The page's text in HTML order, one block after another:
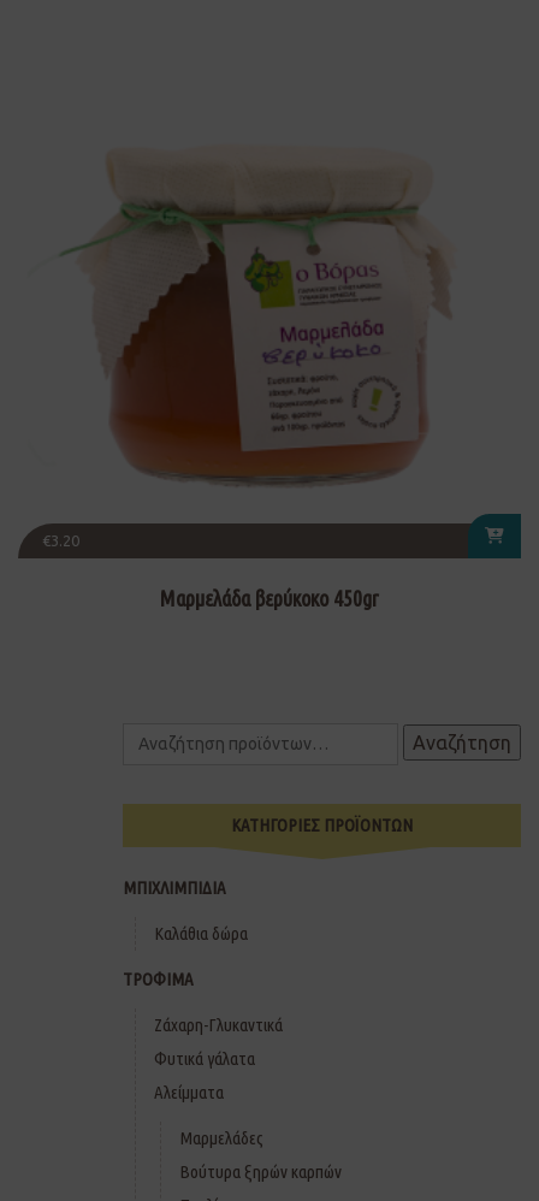
€3.20
Μαρμελάδα βερύκοκο 450gr
Αναζήτηση
ΚΑΤΗΓΟΡΙΕΣ ΠΡΟΪΟΝΤΩΝ
ΜΠΙΧΛΙΜΠΙΔΙΑ
Καλάθια δώρα
ΤΡΟΦΙΜΑ
Ζάχαρη-Γλυκαντικά
Φυτικά γάλατα
Αλείμματα
Μαρμελάδες
Βούτυρα ξηρών καρπών